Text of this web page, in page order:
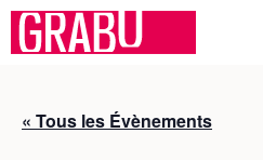
Aller
« Tous les Évènements